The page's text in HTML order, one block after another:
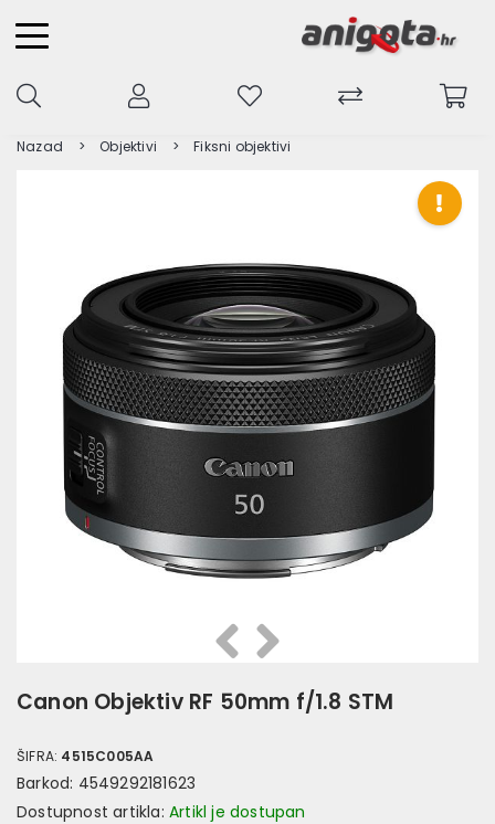
Nazad Objektivi Fiksni objektivi
PrethodnaSlijedeća
Canon Objektiv RF 50mm f/1.8 STM
ŠIFRA: 4515C005AA
Barkod: 4549292181623
Dostupnost artikla: Artikl je dostupan